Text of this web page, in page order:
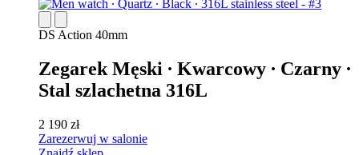
DS Action 40mm
Zegarek Męski ∙ Kwarcowy ∙ Czarny ∙
Stal szlachetna 316L
2 190 zł
Zarezerwuj w salonie